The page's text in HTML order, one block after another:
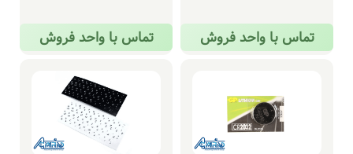
تماس با واحد فروش تماس با واحد فروش